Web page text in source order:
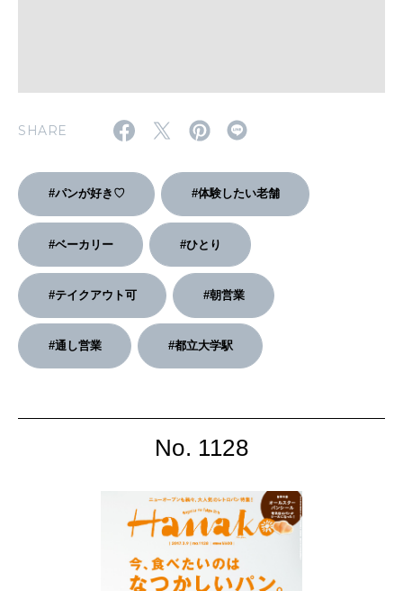
2026年5月号「“大好き”に出会いに。韓国」
2026年4月号「未来をつくる、学びの教科書。」
2026年3月号「スイーツ予想図 2026」
2026年2月号「良運を掴む 新・開運術。」
2026年1月号「猫がいれば、幸せ」
2025年12月号「お酒の新常識。」
SHARE
#パンが好き♡ #体験したい老舗
#ベーカリー #ひとり
#テイクアウト可 #朝営業
#通し営業 #都立大学駅
No. 1128